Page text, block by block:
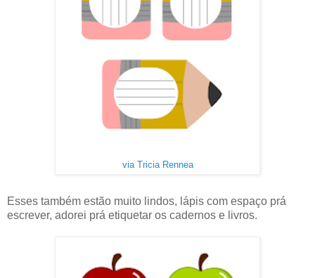
via Tricia Rennea
Esses também estão muito lindos, lápis com espaço prá
escrever, adorei prá etiquetar os cadernos e livros.